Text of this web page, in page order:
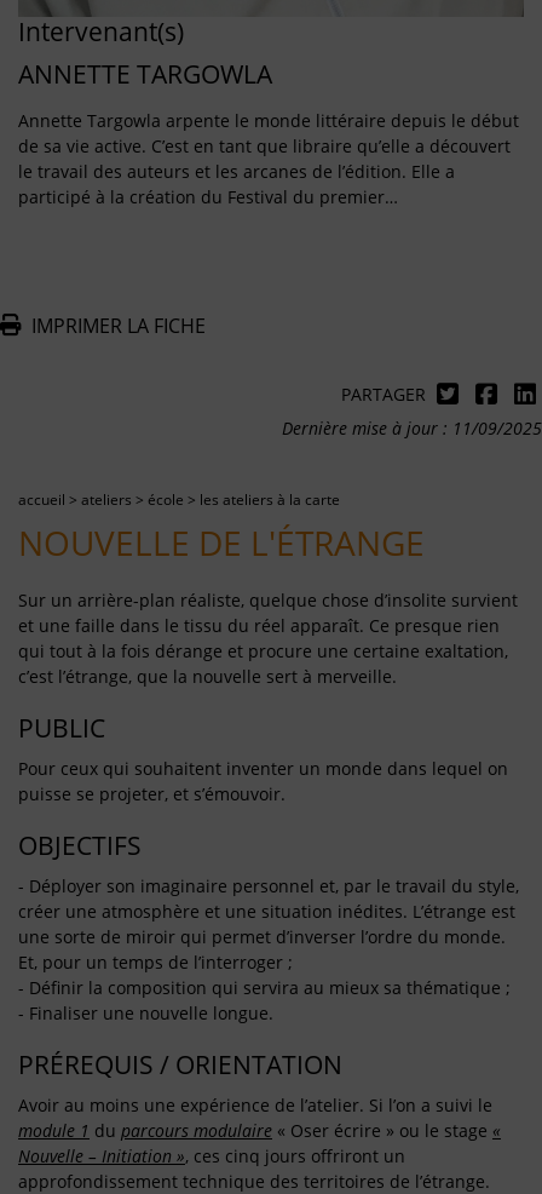
Intervenant(s)
ANNETTE TARGOWLA
Annette Targowla arpente le monde littéraire depuis le début
de sa vie active. C’est en tant que libraire qu’elle a découvert
le travail des auteurs et les arcanes de l’édition. Elle a
participé à la création du Festival du premier…
IMPRIMER LA FICHE
PARTAGER
Dernière mise à jour : 11/09/2025
accueil > ateliers > école > les ateliers à la carte
NOUVELLE DE L'ÉTRANGE
Sur un arrière-plan réaliste, quelque chose d’insolite survient
et une faille dans le tissu du réel apparaît. Ce presque rien
qui tout à la fois dérange et procure une certaine exaltation,
c’est l’étrange, que la nouvelle sert à merveille.
PUBLIC
Pour ceux qui souhaitent inventer un monde dans lequel on
puisse se projeter, et s’émouvoir.
OBJECTIFS
- Déployer son imaginaire personnel et, par le travail du style,
créer une atmosphère et une situation inédites. L’étrange est
une sorte de miroir qui permet d’inverser l’ordre du monde.
Et, pour un temps de l’interroger ;
- Définir la composition qui servira au mieux sa thématique ;
- Finaliser une nouvelle longue.
PRÉREQUIS / ORIENTATION
Avoir au moins une expérience de l’atelier. Si l’on a suivi le
module 1 du parcours modulaire « Oser écrire » ou le stage «
Nouvelle – Initiation », ces cinq jours offriront un
approfondissement technique des territoires de l’étrange.